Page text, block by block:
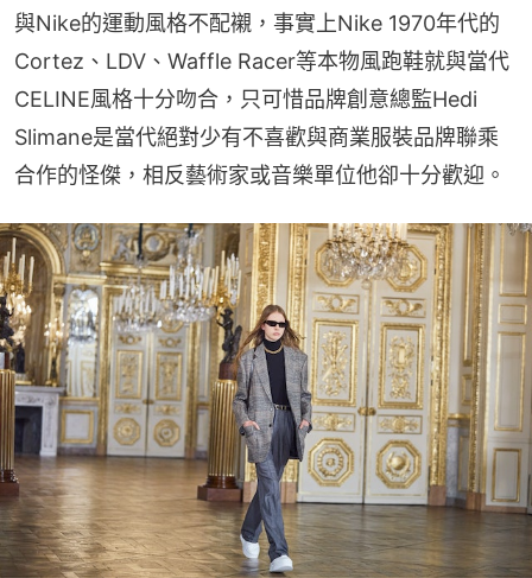
與Nike的運動風格不配襯，事實上Nike 1970年代的
Cortez、LDV、Waffle Racer等本物風跑鞋就與當代
CELINE風格十分吻合，只可惜品牌創意總監Hedi
Slimane是當代絕對少有不喜歡與商業服裝品牌聯乘
合作的怪傑，相反藝術家或音樂單位他卻十分歡迎。